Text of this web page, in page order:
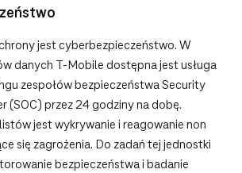
jest cyberbezpieczeństwo. W
danych T‑Mobile dostępna jest usługa
zespołów bezpieczeństwa Security
(SOC) przez 24 godziny na dobę.
jest wykrywanie i reagowanie non
się zagrożenia. Do zadań tej jednostki
bezpieczeństwa i badanie